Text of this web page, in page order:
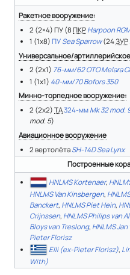
Ракетное вооружение:
2 (2×4) ПУ (8ПКР Harpoon
1 (1x8)ПУ Sea Sparrow(24ЗУР
Универсальное/
2 (2x1) 76-мм/62 OTO Melara
1 (1x1) 40-мм/70 Bofors 350
Минно-торпедное вооружение:
2 (2х2)ТА324-мм Mk 32 mod.
mod. 5)
Авиационное вооружение
2 вертолёта SH-14D Sea Lynx
Построенные
HNLMS Kortenaer,
HNLMS Van Kinsbergen,
Banckert, HNLMS Piet Hein,
Crijnssen, HNLMS Philips van
Bloys van Treslong, HNLMS
Pieter Florisz
Elli (ex-Pieter Florisz),
With)